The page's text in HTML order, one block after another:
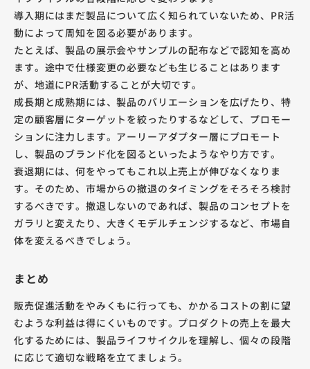
導入期にはまだ製品について広く知られていないため、PR活
動によって周知を図る必要があります。
たとえば、製品の展示会やサンプルの配布などで認知を高め
ます。途中で仕様変更の必要なども生じることはあります
が、地道にPR活動することが大切です。
成長期と成熟期には、製品のバリエーションを広げたり、特
定の顧客層にターゲットを絞ったりするなどして、プロモー
ションに注力します。アーリーアダプター層にプロモート
し、製品のブランド化を図るといったようなやり方です。
衰退期には、何をやってもこれ以上売上が伸びなくなりま
す。そのため、市場からの撤退のタイミングをそろそろ検討
するべきです。撤退しないのであれば、製品のコンセプトを
ガラリと変えたり、大きくモデルチェンジするなど、市場自
体を変えるべきでしょう。
まとめ
販売促進活動をやみくもに行っても、かかるコストの割に望
むような利益は得にくいものです。プロダクトの売上を最大
化するためには、製品ライフサイクルを理解し、個々の段階
に応じて適切な戦略を立てましょう。